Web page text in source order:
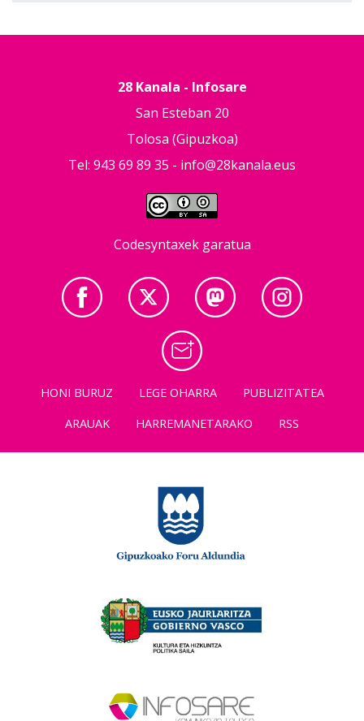
28 Kanala - Infosare
San Esteban 20
Tolosa (Gipuzkoa)
Tel: 943 69 89 35 - info@28kanala.eus
Codesyntaxek garatua
HONI BURUZ LEGE OHARRA
PUBLIZITATEA
ARAUAK
HARREMANETARAKO RSS